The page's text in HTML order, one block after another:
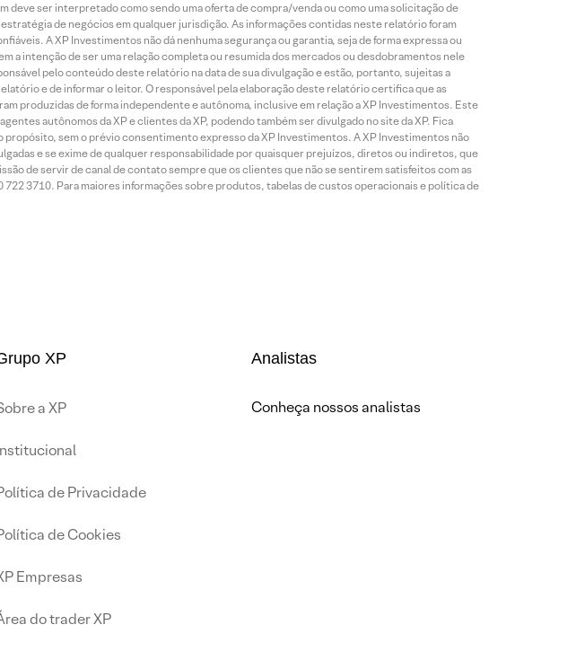
ser interpretado como sendo uma oferta de compra/venda ou como uma solicitação de
de negócios em qualquer jurisdição. As informações contidas neste relatório foram
A XP Investimentos não dá nenhuma segurança ou garantia, seja de forma expressa ou
a intenção de ser uma relação completa ou resumida dos mercados ou desdobramentos nele
pelo conteúdo deste relatório na data de sua divulgação e estão, portanto, sujeitas a
e de informar o leitor. O responsável pela elaboração deste relatório certifica que as
produzidas de forma independente e autônoma, inclusive em relação a XP Investimentos. Este
autônomos da XP e clientes da XP, podendo também ser divulgado no site da XP. Fica
sem o prévio consentimento expresso da XP Investimentos. A XP Investimentos não
e se exime de qualquer responsabilidade por quaisquer prejuízos, diretos ou indiretos, que
de servir de canal de contato sempre que os clientes que não se sentirem satisfeitos com as
3710. Para maiores informações sobre produtos, tabelas de custos operacionais e política de
XP
a XP
de Privacidade
de Cookies
Empresas
do trader XP
Analistas
Conheça nossos analistas